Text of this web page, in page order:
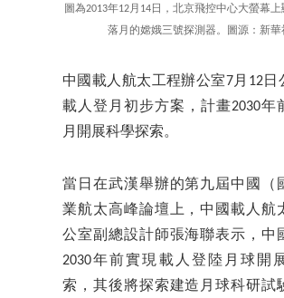
圖為2013年12月14日，北京飛控中心大螢幕
落月的嫦娥三號探測器。圖源：新華
中國載人航太工程辦公室7月12日
載人登月初步方案，計畫2030年
月開展科學探索。
當日在武漢舉辦的第九屆中國（
業航太高峰論壇上，中國載人航
公室副總設計師張海聯表示，中
2030年前實現載人登陸月球開
索，其後將探索建造月球科研試